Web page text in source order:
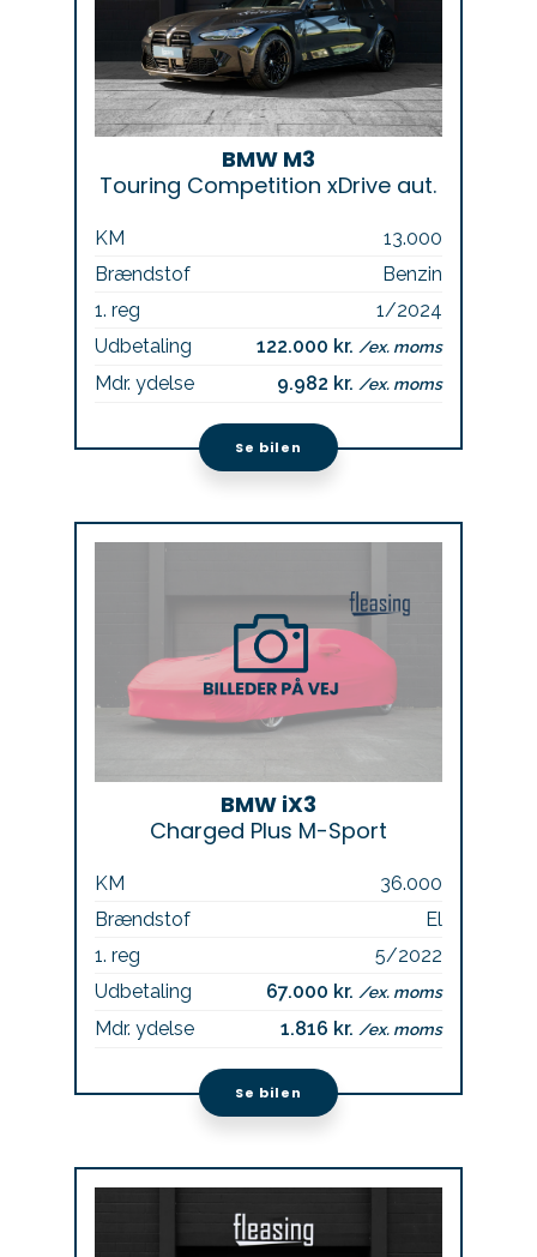
BMW M3
Touring Competition xDrive aut.
KM
13.000
Brændstof
Benzin
1. reg
1/2024
Udbetaling
122.000 kr./ex. moms
Mdr. ydelse 9.982 kr./ex. moms
Se bilen
BMW iX3
Charged Plus M-Sport
KM
36.000
Brændstof
El
1. reg
5/2022
Udbetaling
67.000 kr./ex. moms
Mdr. ydelse 1.816 kr./ex. moms
Se bilen